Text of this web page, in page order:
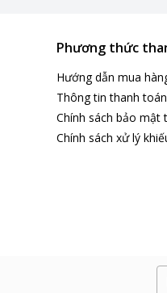
ăn bị nấu quá lâu
Phương thức
Hướng dẫn mua
Thông tin thanh
Chính sách bảo mật
Chính sách xử lý